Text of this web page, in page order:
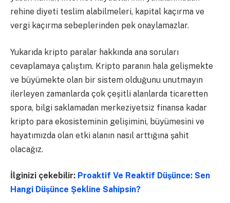
rehine diyeti teslim alabilmeleri, kapital kaçırma ve
vergi kaçırma sebeplerinden pek onaylamazlar.
Yukarıda kripto paralar hakkında ana soruları
cevaplamaya çalıştım. Kripto paranın hala gelişmekte
ve büyümekte olan bir sistem olduğunu unutmayın
ilerleyen zamanlarda çok çeşitli alanlarda ticaretten
spora, bilgi saklamadan merkeziyetsiz finansa kadar
kripto para ekosisteminin gelişimini, büyümesini ve
hayatımızda olan etki alanın nasıl arttığına şahit
olacağız.
İlginizi çekebilir: Proaktif Ve Reaktif Düşünce: Sen
Hangi Düşünce Şekline Sahipsin?